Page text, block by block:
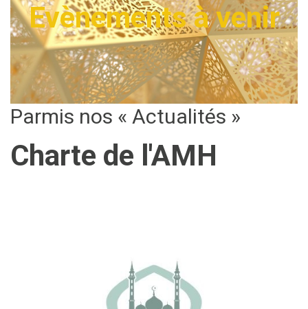
Evènements à venir
Parmis nos « Actualités »
Charte de l'AMH